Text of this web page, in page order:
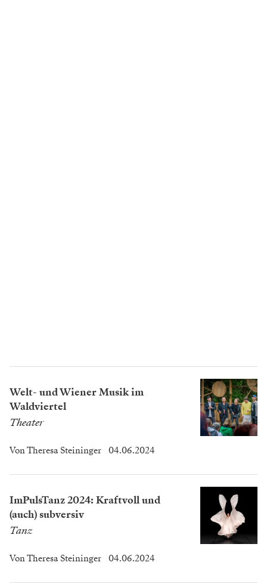
Welt- und Wiener Musik im
Waldviertel
Theater
VonTheresa Steininger 04.06.2024
ImPulsTanz 2024: Kraftvoll und
(auch) subversiv
Tanz
VonTheresa Steininger 04.06.2024